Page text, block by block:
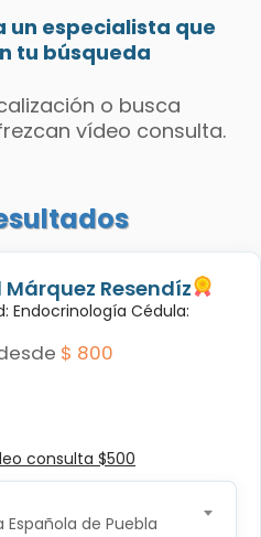
un especialista que
tu búsqueda
o busca
vídeo consulta.
Márquez Resendíz
Endocrinología Cédula:
$ 800
consulta $500
de Puebla